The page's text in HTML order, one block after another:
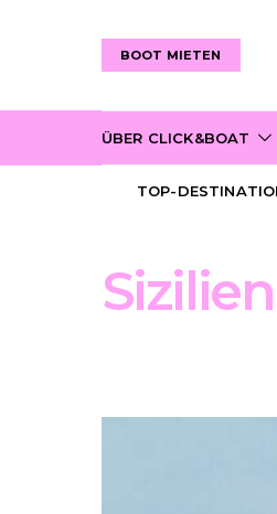
BOOT MIETEN
ÜBER CLICK&BOAT
TOP-